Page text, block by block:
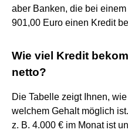
aber Banken, die bei
901,00 Euro einen Kredit
Wie viel Kredit
netto?
Die Tabelle zeigt Ihnen,
welchem Gehalt möglich
z. B. 4.000 € im Monat ist